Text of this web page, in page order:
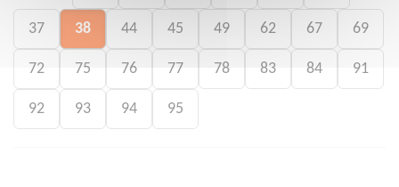
37 38 44 45 49 62 67 69
72 75 76 77 78 83 84 91
92 93 94 95